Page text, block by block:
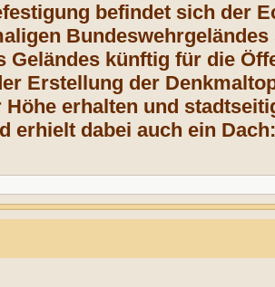
befindet sich der
Bundeswehrgeländes
Geländes künftig für die
Erstellung der
erhalten und
erhielt dabei auch ein Dach: